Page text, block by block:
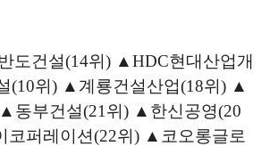
도건설(14위) ▲HDC현대산업개
(10위) ▲계룡건설산업(18위) ▲
동부건설(21위) ▲한신공영(20
퍼레이션(22위) ▲코오롱글로